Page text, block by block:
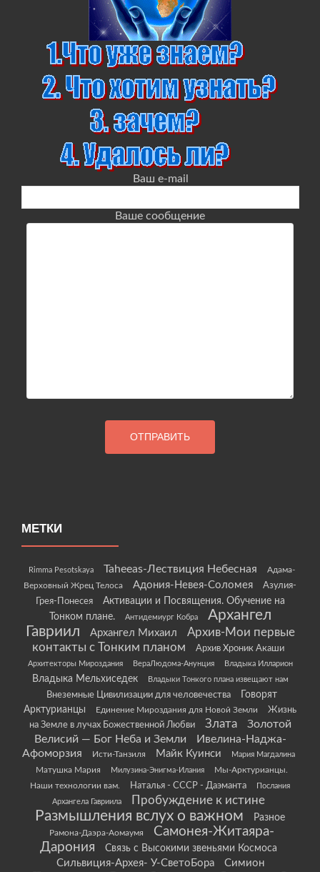
Ваш e-mail
Ваше сообщение
МЕТКИ
Rimma Pesotskaya Taheeas-Лествиция Небесная
Адама-
Верховный Жрец Телоса
Адония-Невея-Соломея
Азулия-
Грея-Понесея
Активации и Посвящения. Обучение на
Тонком плане.
Антидемиург Кобра
Архангел
Гавриил
Архангел Михаил
Архив-Мои первые
контакты с Тонким планом
Архив Хроник Акаши
Архитекторы Мироздания ВераЛюдома-Анунция Владыка Илларион
Владыка Мельхиседек Владыки Тонкого плана извещают нам
Внеземные Цивилизации для человечества
Говорят
Арктурианцы
Единение Мироздания для Новой Земли
Жизнь
на Земле в лучах Божественной Любви
Злата
Золотой
Велисий — Бог Неба и Земли
Ивелина-Наджа-
Афоморзия
Исти-Танзиля Майк Куинси Мария Магдалина
Матушка Мария Милузина-Энигма-Илания
Мы-Арктурианцы.
Наши технологии вам.
Наталья - СССР - Даэманта
Послания
Архангела Гавриила
Пробуждение к истине
Размышления вслух о важном Разное
Рамона-Даэра-Аомаумя
Самонея-Житаяра-
Дарония
Связь с Высокими звеньями Космоса
Сильвиция-Архея- У-СветоБора Симион